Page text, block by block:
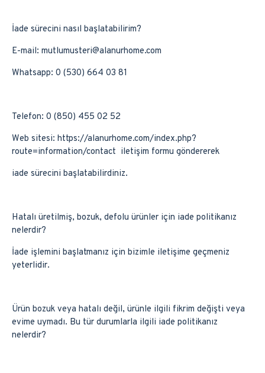
İade sürecini nasıl başlatabilirim?
E-mail: mutlumusteri@alanurhome.com
Whatsapp: 0 (530) 664 03 81
Telefon: 0 (850) 455 02 52
Web sitesi: https://alanurhome.com/index.php?
route=information/contact iletişim formu göndererek
iade sürecini başlatabilirdiniz.
Hatalı üretilmiş, bozuk, defolu ürünler için iade politikanız
nelerdir?
İade işlemini başlatmanız için bizimle iletişime geçmeniz
yeterlidir.
Ürün bozuk veya hatalı değil, ürünle ilgili fikrim değişti veya
evime uymadı. Bu tür durumlarla ilgili iade politikanız
nelerdir?